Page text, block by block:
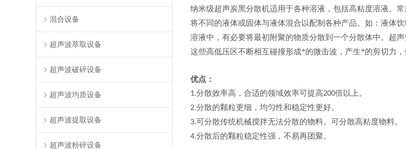
混合设备
超声波萃取设备
超声波破碎设备
超声波均质设备
超声波提取设备
超声波粉碎设备
纳米级超声炭黑分散机适用于各种溶液，包括高粘度溶液。
将不同的液体或固体与液体混合以配制各种产品。如：液体饮
溶液中，有必要将最初附聚的物质分散到一个分散体中。超
这些高低压区不断相互碰撞形成*的微击波，产生*的剪切力，
优点：
1.分散效率高，合适的领域效率可提高200倍以上。
2.分散的颗粒更细，均匀性和稳定性更好。
3.可分散传统机械搅拌无法分散的物料。可分散高粘度物料。
4.分散后的颗粒稳定性强，不易再团聚。